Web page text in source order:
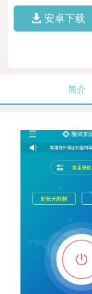
安卓下载
简介